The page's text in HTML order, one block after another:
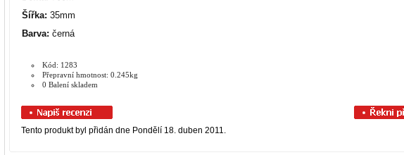
Šířka: 35mm
Barva: černá
Kód: 1283
Přepravní hmotnost: 0.245kg
0 Balení skladem
Tento produkt byl přidán dne Pondělí 18. duben 2011.